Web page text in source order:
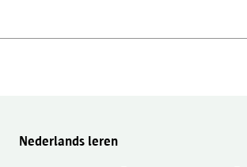
Nederlands leren